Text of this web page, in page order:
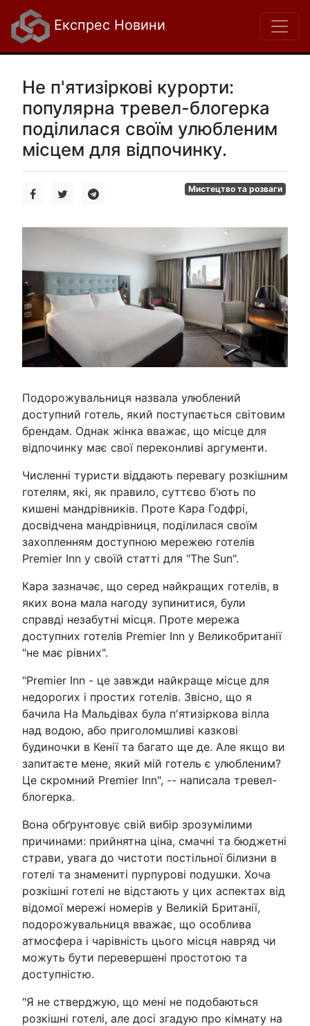
Експрес Новини
Не п'ятизіркові курорти:
популярна тревел-блогерка
поділилася своїм улюбленим
місцем для відпочинку.
Мистецтво та розваги
Подорожувальниця назвала улюблений
доступний готель, який поступається світовим
брендам. Однак жінка вважає, що місце для
відпочинку має свої переконливі аргументи.
Численні туристи віддають перевагу розкішним
готелям, які, як правило, суттєво б'ють по
кишені мандрівників. Проте Кара Годфрі,
досвідчена мандрівниця, поділилася своїм
захопленням доступною мережею готелів
Premier Inn у своїй статті для "The Sun".
Кара зазначає, що серед найкращих готелів, в
яких вона мала нагоду зупинитися, були
справді незабутні місця. Проте мережа
доступних готелів Premier Inn у Великобританії
"не має рівних".
"Premier Inn - це завжди найкраще місце для
недорогих і простих готелів. Звісно, що я
бачила На Мальдівах була п'ятизіркова вілла
над водою, або приголомшливі казкові
будиночки в Кенії та багато ще де. Але якщо ви
запитаєте мене, який мій готель є улюбленим?
Це скромний Premier Inn", -- написала тревел-
блогерка.
Вона обґрунтовує свій вибір зрозумілими
причинами: прийнятна ціна, смачні та бюджетні
страви, увага до чистоти постільної білизни в
готелі та знамениті пурпурові подушки. Хоча
розкішні готелі не відстають у цих аспектах від
відомої мережі номерів у Великій Британії,
подорожувальниця вважає, що особлива
атмосфера і чарівність цього місця навряд чи
можуть бути перевершені простотою та
доступністю.
"Я не стверджую, що мені не подобаються
розкішні готелі, але досі згадую про кімнату на